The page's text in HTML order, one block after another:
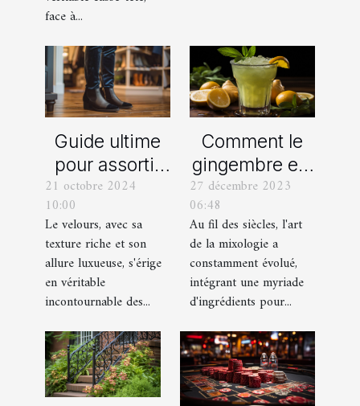
face à...
Guide ultime
pour assortir
vos
chaussures
avec des
pantalons en
velours
21 octobre 2024
10:00
Le velours, avec sa
texture riche et son
allure luxueuse, s'érige
en véritable
incontournable des...
Comment le
gingembre est
devenu un
ingrédient clé
dans la
mixologie
moderne
27 décembre 2023
06:48
Au fil des siècles, l'art
de la mixologie a
constamment évolué,
intégrant une myriade
d'ingrédients pour...